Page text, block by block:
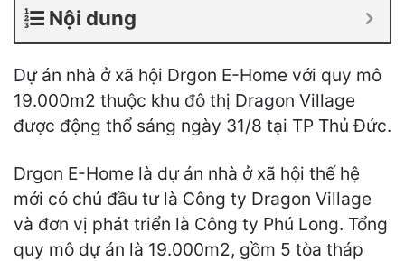
Nội dung
Dự án nhà ở xã hội Drgon E-Home với quy mô
19.000m2 thuộc khu đô thị Dragon Village
được động thổ sáng ngày 31/8 tại TP Thủ Đức.
Drgon E-Home là dự án nhà ở xã hội thế hệ
mới có chủ đầu tư là Công ty Dragon Village
và đơn vị phát triển là Công ty Phú Long. Tổng
quy mô dự án là 19.000m2, gồm 5 tòa tháp